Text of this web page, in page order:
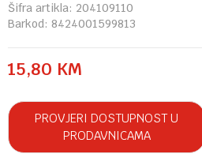
Šifra artikla: 204109110
Barkod: 8424001599813
15,80 KM
PROVJERI DOSTUPNOST U
PRODAVNICAMA